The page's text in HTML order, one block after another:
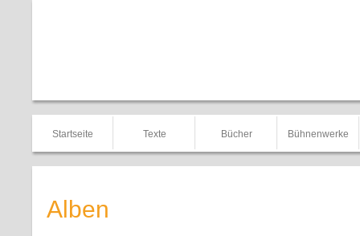
Startseite Texte Bücher Bühnenwerke
Alben